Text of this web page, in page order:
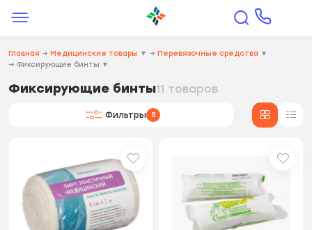
Главная → Медицинские товары ▼ → Перевязочные средства ▼
→ Фиксирующие бинты ▼
Фиксирующие бинты11 товаров
Фильтры 5